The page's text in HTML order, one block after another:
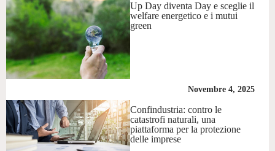
Up Day diventa Day e sceglie il
welfare energetico e i mutui
green
Novembre 4, 2025
Confindustria: contro le
catastrofi naturali, una
piattaforma per la protezione
delle imprese